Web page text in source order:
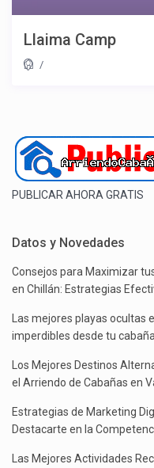
Llaima Camp
/
PUBLICAR AHORA GRATIS
Datos y Novedades
Consejos para Maximizar
en Chillán: Estrategias
Las mejores playas ocultas
imperdibles desde tu cabaña
Los Mejores Destinos
el Arriendo de Cabañas en
Estrategias de Marketing
Destacarte en la
Las Mejores Actividades